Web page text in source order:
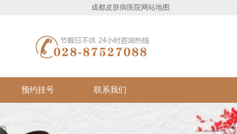
成都皮肤病医院网站地图
预约挂号 联系我们